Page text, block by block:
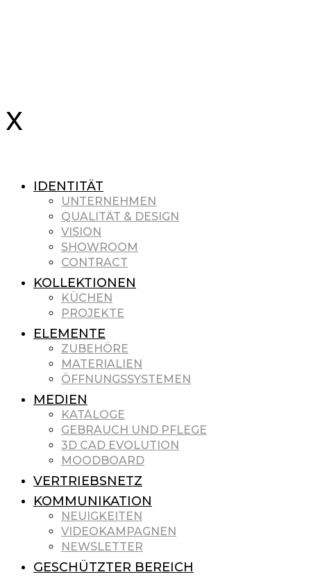
IDENTITÄT
UNTERNEHMEN
QUALITÄT & DESIGN
VISION
SHOWROOM
CONTRACT
KOLLEKTIONEN
KÜCHEN
PROJEKTE
ELEMENTE
ZUBEHÖRE
MATERIALIEN
ÖFFNUNGSSYSTEMEN
MEDIEN
KATALOGE
GEBRAUCH UND PFLEGE
3D CAD EVOLUTION
MOODBOARD
VERTRIEBSNETZ
KOMMUNIKATION
NEUIGKEITEN
VIDEOKAMPAGNEN
NEWSLETTER
GESCHÜTZTER BEREICH